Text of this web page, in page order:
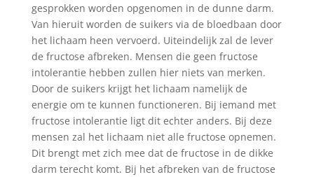
gesprokken worden opgenomen in de dunne darm.
Van hieruit worden de suikers via de bloedbaan door
het lichaam heen vervoerd. Uiteindelijk zal de lever
de fructose afbreken. Mensen die geen fructose
intolerantie hebben zullen hier niets van merken.
Door de suikers krijgt het lichaam namelijk de
energie om te kunnen functioneren. Bij iemand met
fructose intolerantie ligt dit echter anders. Bij deze
mensen zal het lichaam niet alle fructose opnemen.
Dit brengt met zich mee dat de fructose in de dikke
darm terecht komt. Bij het afbreken van de fructose